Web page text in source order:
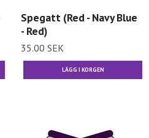
Spegatt (Red - Navy Blue
- Red)
35.00 SEK